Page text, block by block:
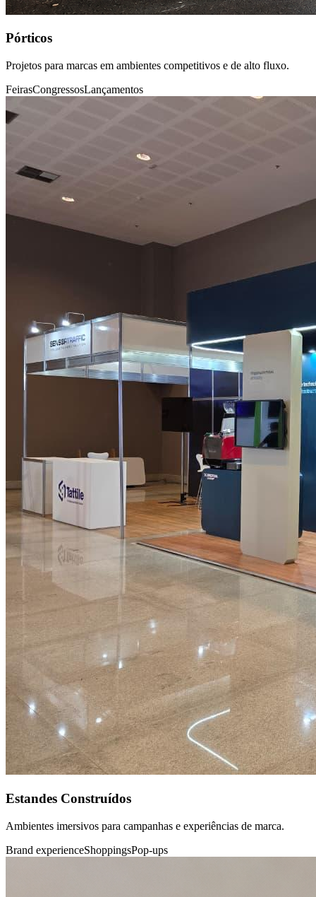
Pórticos
Projetos para marcas em ambientes competitivos e de alto fluxo.
FeirasCongressosLançamentos
Estandes Construídos
Ambientes imersivos para campanhas e experiências de marca.
Brand experienceShoppingsPop-ups